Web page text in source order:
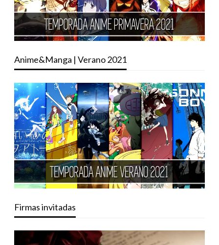
Anime&Manga | Verano 2021
Firmas invitadas